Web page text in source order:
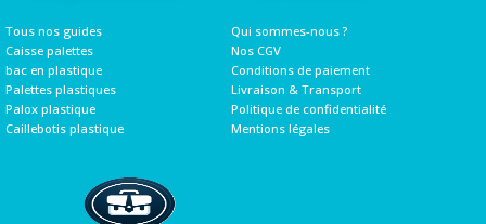
Tous nos guides
Caisse palettes
bac en plastique
Palettes plastiques
Palox plastique
Caillebotis plastique
Qui sommes-nous ?
Nos CGV
Conditions de paiement
Livraison & Transport
Politique de confidentialité
Mentions légales